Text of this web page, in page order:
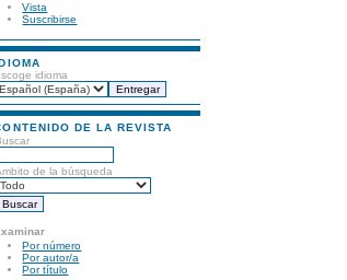
Vista
Suscribirse
IDIOMA
idioma
DE LA REVISTA
de la búsqueda
Por número
Por autor/a
Por título